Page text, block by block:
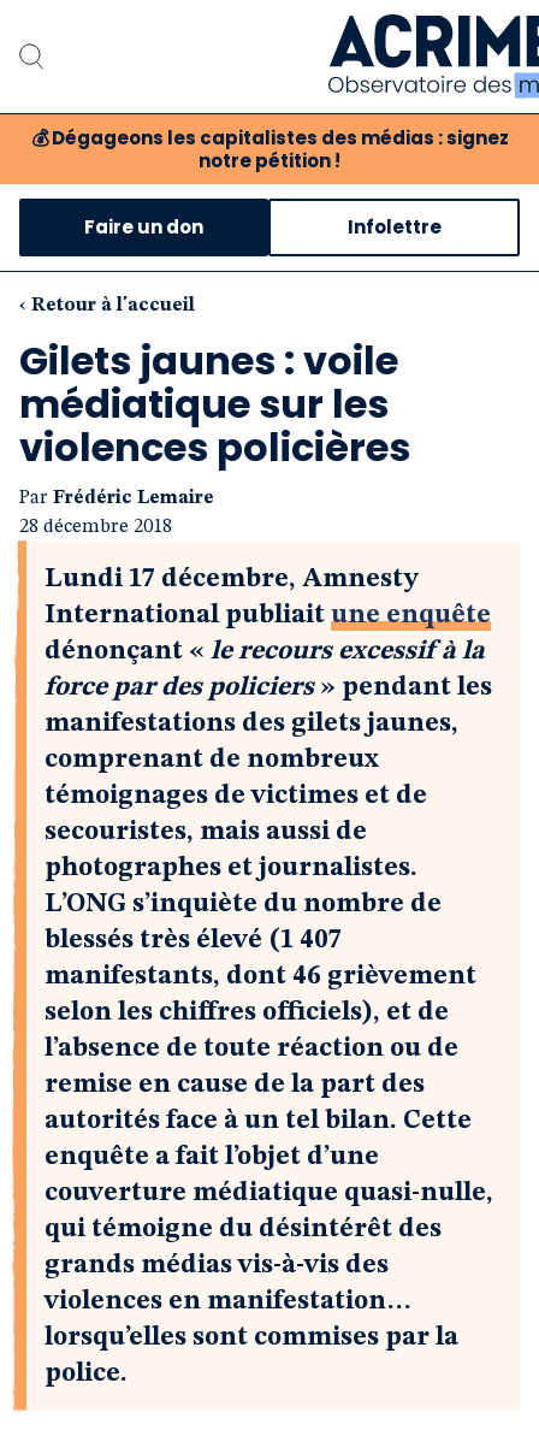
💰 Dégageons les capitalistes des médias : signez
notre pétition !
Notre critique des
Faire un don Infolettre
‹ Retour à l'accueil
Gilets jaunes : voile
médiatique sur les
violences policières
Par Frédéric Lemaire
28 décembre 2018
Lundi 17 décembre, Amnesty
International publiait une enquête
dénonçant « le recours excessif à la
force par des policiers» pendant les
manifestations des gilets jaunes,
comprenant de nombreux
témoignages de victimes et de
secouristes, mais aussi de
photographes et journalistes.
L’ONG s’inquiète du nombre de
blessés très élevé (1 407
manifestants, dont 46 grièvement
selon les chiffres officiels), et de
l’absence de toute réaction ou de
remise en cause de la part des
autorités face à un tel bilan. Cette
enquête a fait l’objet d’une
couverture médiatique quasi-nulle,
qui témoigne du désintérêt des
grands médias vis-à-vis des
violences en manifestation…
lorsqu’elles sont commises par la
police.